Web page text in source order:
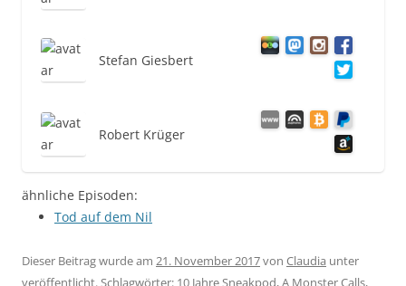
Stefan Giesbert
Robert Krüger
ähnliche Episoden:
Tod auf dem Nil
Dieser Beitrag wurde am 21. November 2017von Claudia unter
veröffentlicht. Schlagwörter: 10 Jahre Sneakpod,A Monster Calls,